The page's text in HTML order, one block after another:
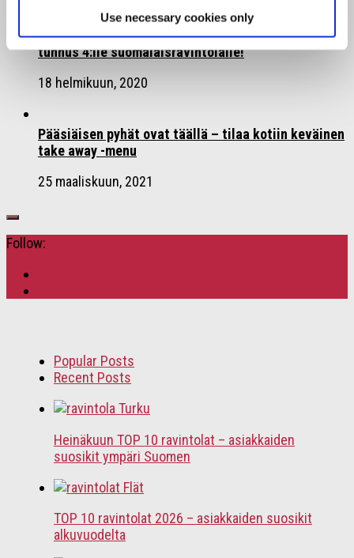
Use necessary cookies only
6 Michelin-tähteä Suomeen ja kestävän kehityksen
tunnus 4:lle suomalaisravintolalle!
18 helmikuun, 2020
Pääsiäisen pyhät ovat täällä – tilaa kotiin keväinen
take away -menu
25 maaliskuun, 2021
Follow:
Popular Posts
Recent Posts
Heinäkuun TOP 10 ravintolat – asiakkaiden
suosikit ympäri Suomen
TOP 10 ravintolat 2026 – asiakkaiden suosikit
alkuvuodelta